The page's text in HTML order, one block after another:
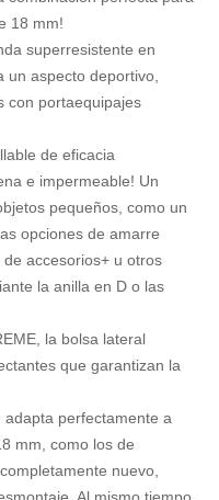
18 mm!
superresistente en
un aspecto deportivo,
con portaequipajes
de eficacia
e impermeable! Un
pequeños, como un
opciones de amarre
accesorios+ u otros
la anilla en D o las
la bolsa lateral
que garantizan la
adapta perfectamente a
mm, como los de
nuevo,